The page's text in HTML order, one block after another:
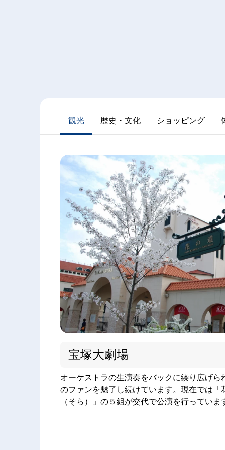
観光 歴史・文化 ショッピング
宝塚大劇場
オーケストラの生演奏をバックに繰り広げら
のファンを魅了し続けています。現在では「
（そら）」の５組が交代で公演を行ってい